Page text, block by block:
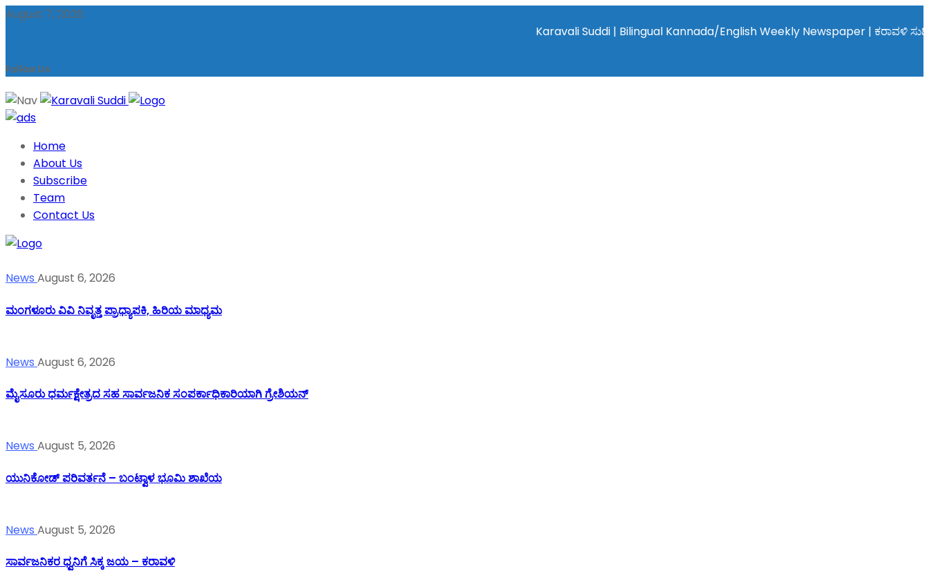
August 7, 2026
Karavali Suddi | Bilingual Kannada/English Weekly Newspaper | ಕರಾವಳಿ ಸುದ್ದಿ -
Follow Us
Home
About Us
Subscribe
Team
Contact Us
News August 6, 2026
ಮಂಗಳೂರು ವಿವಿ ನಿವೃತ್ತ ಪ್ರಾಧ್ಯಾಪಕಿ, ಹಿರಿಯ ಮಾಧ್ಯಮ
News August 6, 2026
ಮೈಸೂರು ಧರ್ಮಕ್ಷೇತ್ರದ ಸಹ ಸಾರ್ವಜನಿಕ ಸಂಪರ್ಕಾಧಿಕಾರಿಯಾಗಿ ಗ್ರೇಶಿಯನ್
News August 5, 2026
ಯುನಿಕೋಡ್ ಪರಿವರ್ತನೆ – ಬಂಟ್ವಾಳ ಭೂಮಿ ಶಾಖೆಯ
News August 5, 2026
ಸಾರ್ವಜನಿಕರ ಧ್ವನಿಗೆ ಸಿಕ್ಕ ಜಯ – ಕರಾವಳಿ